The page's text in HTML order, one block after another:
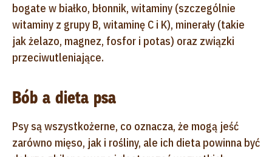
bogate w białko, błonnik, witaminy (szczególnie
witaminy z grupy B, witaminę C i K), minerały (takie
jak żelazo, magnez, fosfor i potas) oraz związki
przeciwutleniające.
Bób a dieta psa
Psy są wszystkożerne, co oznacza, że mogą jeść
zarówno mięso, jak i rośliny, ale ich dieta powinna być